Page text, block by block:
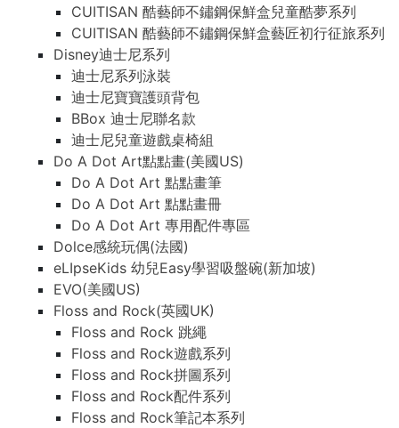
CUITISAN 酷藝師不鏽鋼保鮮盒兒童酷夢系列
CUITISAN 酷藝師不鏽鋼保鮮盒藝匠初行征旅系列
Disney迪士尼系列
迪士尼系列泳裝
迪士尼寶寶護頭背包
BBox 迪士尼聯名款
迪士尼兒童遊戲桌椅組
Do A Dot Art點點畫(美國US)
Do A Dot Art 點點畫筆
Do A Dot Art 點點畫冊
Do A Dot Art 專用配件專區
Dolce感統玩偶(法國)
eLIpseKids 幼兒Easy學習吸盤碗(新加坡)
EVO(美國US)
Floss and Rock(英國UK)
Floss and Rock 跳繩
Floss and Rock遊戲系列
Floss and Rock拼圖系列
Floss and Rock配件系列
Floss and Rock筆記本系列